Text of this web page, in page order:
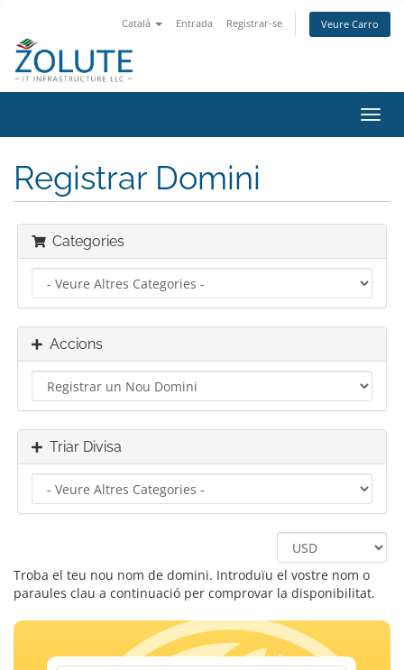
Català Entrada Registrar-se Veure Carro
la
Registrar Domini
Categories
Accions
Triar Divisa
Troba el teu nou nom de domini. Introduïu el vostre nom o
paraules clau a continuació per comprovar la disponibilitat.